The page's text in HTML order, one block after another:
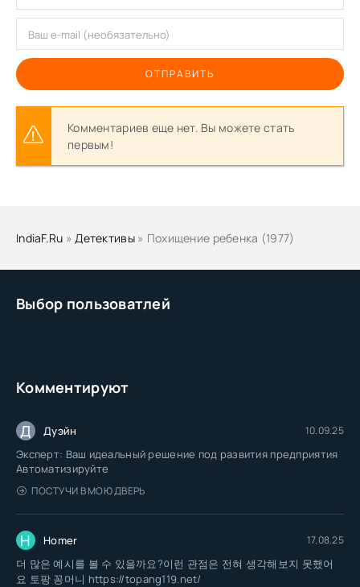
Выбор пользоватлей
Комментируют
Д Дуэйн 10.09.25
Эксперт: Ваш идеальный решение под развития предприятия
Автоматизируйте
ПОСТУЧИ В МОЮ ДВЕРЬ
H Homer 17.08.25
더 많은 예시를 볼 수 있을까요?이런 관점은 전혀 생각해보지 못했어
요 토팡 꽁머니 https://topang119.net/
ОТПРАВИТЬ
Комментариев еще нет. Вы можете стать
первым!
IndiaF.Ru » Детективы» Похищение ребенка (1977)